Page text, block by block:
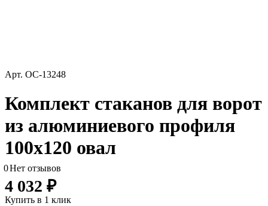
Арт. ОС-13248
Комплект стаканов для ворот
из алюминиевого профиля
100х120 овал
0Нет отзывов
4 032 ₽
Купить в 1 клик